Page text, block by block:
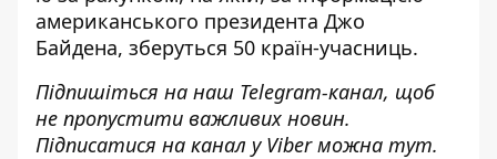
американського президента Джо
Байдена, зберуться 50 країн-учасниць.
Підпишіться на наш Telegram-канал, щоб
не пропустити важливих новин.
Підписатися на канал у Viber можна тут.